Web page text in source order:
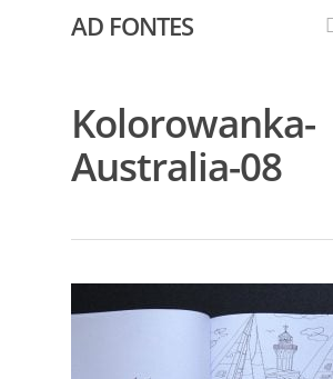
AD FONTES
Kolorowanka-
Australia-08